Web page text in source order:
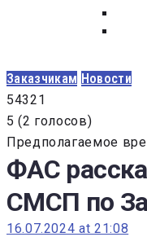
Заказчикам Новости
54321
5 (2 голосов)
Предполагаемое
ФАС
СМСП по
16.07.2024 at 21:08